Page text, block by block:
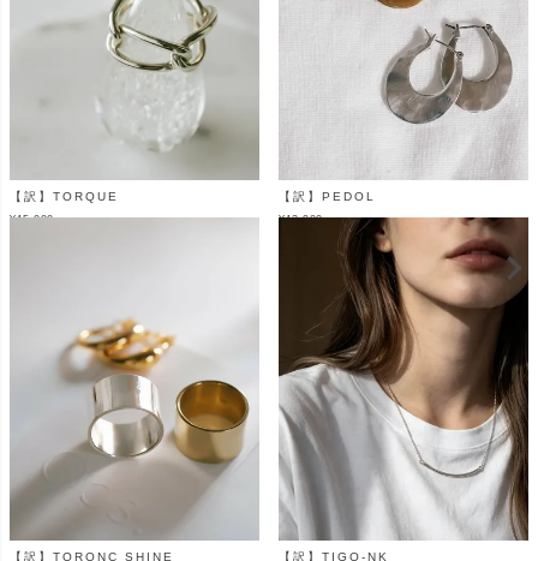
【訳】TORQUE
¥15,000
【訳】PEDOL
¥13,900
【訳】TORONC SHINE 【訳】TIGO-NK